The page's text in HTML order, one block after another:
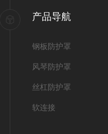
产品导航
钢板防护罩
风琴防护罩
丝杠防护罩
软连接